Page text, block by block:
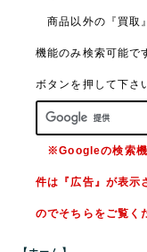
商品以外の『買取
機能のみ検索可能で
ボタンを押して下さ
※Googleの検索機
件は『広告』が表示
のでそちらをご覧く